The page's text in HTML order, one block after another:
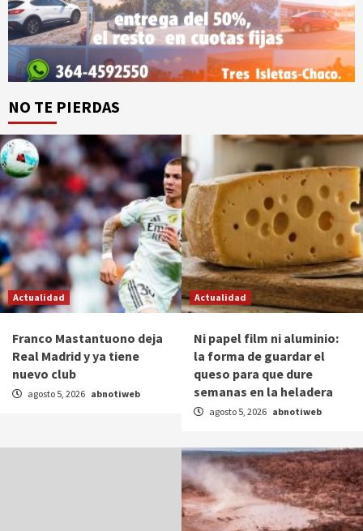
NO TE PIERDAS
Actualidad
Franco Mastantuono deja
Real Madrid y ya tiene
nuevo club
agosto 5, 2026 abnotiweb
Actualidad
Ni papel film ni aluminio:
la forma de guardar el
queso para que dure
semanas en la heladera
agosto 5, 2026 abnotiweb